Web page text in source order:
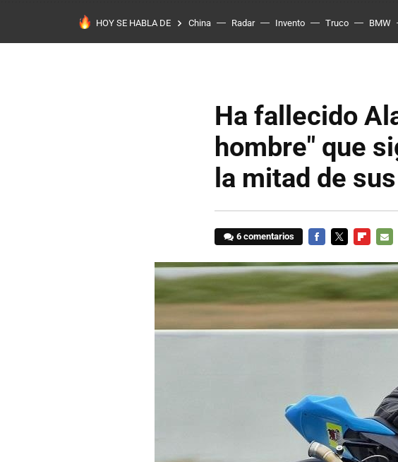
HOY SE HABLA DE China Radar Invento Truco BMW
Ha fallecido
hombre" que
la mitad de
6 comentarios
MAIL